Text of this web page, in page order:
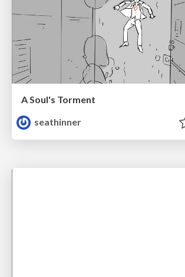
A Soul's Torment
seathinner